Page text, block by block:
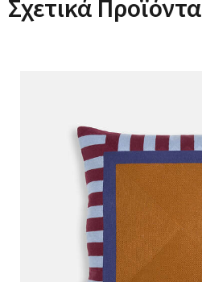
Σχετικά Προϊόντα